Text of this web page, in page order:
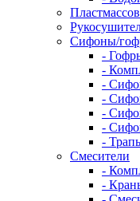
Сифоны/
-
-
-
-
-
-
-
Смесители
-
-